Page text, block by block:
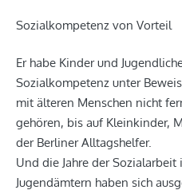
Sozialkompetenz von Vorteil
Er habe Kinder und
Sozialkompetenz unter
mit älteren Menschen nicht
gehören, bis auf Kleinkinder,
der Berliner Alltagshelfer.
Und die Jahre der
Jugendämtern haben sich